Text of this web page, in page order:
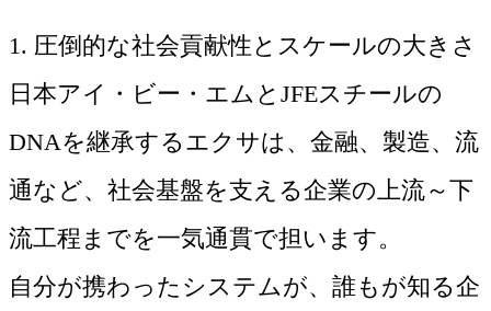
1. 圧倒的な社会貢献性とスケールの大きさ
日本アイ・ビー・エムとJFEスチールの
DNAを継承するエクサは、金融、製造、流
通など、社会基盤を支える企業の上流～下
流工程までを一気通貫で担います。
自分が携わったシステムが、誰もが知る企